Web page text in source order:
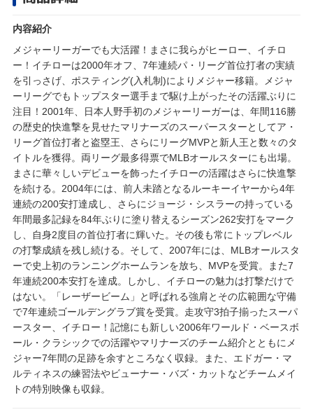
内容紹介
メジャーリーガーでも大活躍！まさに我らがヒーロー、イチロ
ー！イチローは2000年オフ、7年連続パ・リーグ首位打者の実績
を引っさげ、ポスティング(入札制)によりメジャー移籍。メジャ
ーリーグでもトップスター選手まで駆け上がったその活躍ぶりに
注目！2001年、日本人野手初のメジャーリーガーは、年間116勝
の歴史的快進撃を見せたマリナーズのスーパースターとしてア・
リーグ首位打者と盗塁王、さらにリーグMVPと新人王と数々のタ
イトルを獲得。両リーグ最多得票でMLBオールスターにも出場。
まさに華々しいデビューを飾ったイチローの活躍はさらに快進撃
を続ける。2004年には、前人未踏となるルーキーイヤーから4年
連続の200安打達成し、さらにジョージ・シスラーの持っている
年間最多記録を84年ぶりに塗り替えるシーズン262安打をマーク
し、自身2度目の首位打者に輝いた。その後も常にトップレベル
の打撃成績を残し続ける。そして、2007年には、MLBオールスタ
ーで史上初のランニングホームランを放ち、MVPを受賞。また7
年連続200本安打を達成。しかし、イチローの魅力は打撃だけで
はない。「レーザービーム」と呼ばれる強肩とその広範囲な守備
で7年連続ゴールデングラブ賞を受賞。走攻守3拍子揃ったスーパ
ースター、イチロー！記憶にも新しい2006年ワールド・ベースボ
ール・クラシックでの活躍やマリナーズのチーム紹介とともにメ
ジャー7年間の足跡を余すところなく収録。また、エドガー・マ
ルティネスの練習法やビューナー・バズ・カットなどチームメイ
トの特別映像も収録。